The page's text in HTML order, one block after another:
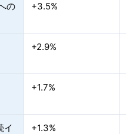
の
+3.5%
+2.9%
+1.7%
イ
+1.3%